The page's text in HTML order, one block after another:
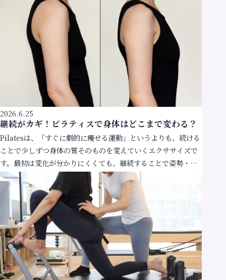
2026.6.25
継続がカギ！ピラティスで身体はどこまで変わる？
Pilatesは、「すぐに劇的に痩せる運動」というよりも、続ける
ことで少しずつ身体の質そのものを変えていくエクササイズで
す。最初は変化が分かりにくくても、継続することで姿勢・筋
肉の使い方・体のラインに確かな違いが現れてき […]